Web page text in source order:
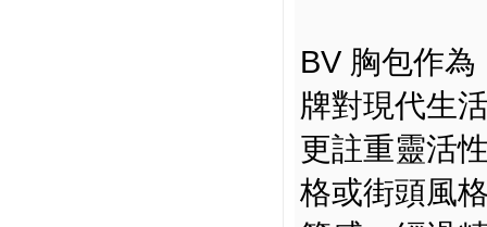
BV 胸包作
牌對現代生
更註重靈活
格或街頭風